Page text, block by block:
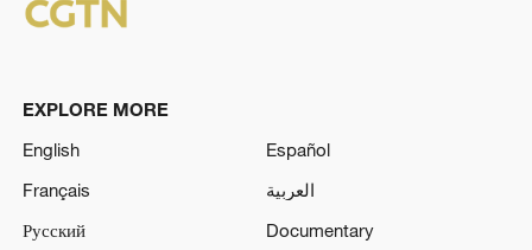
EXPLORE MORE
English
Español
Français
العربية
Русский
Documentary